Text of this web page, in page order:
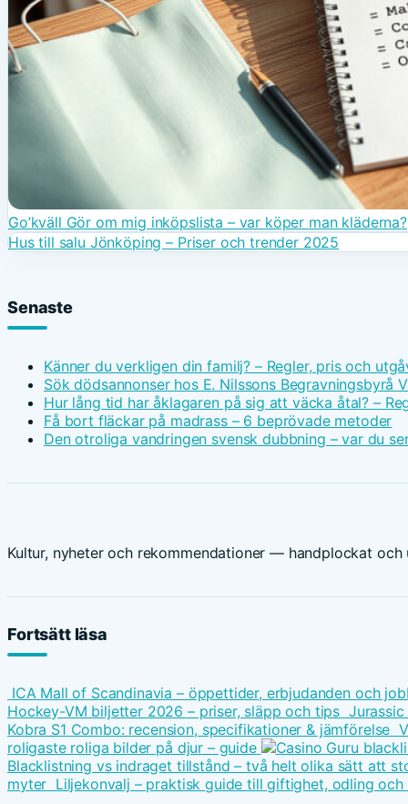
Go’kväll Gör om mig inköpslista – var köper man kläderna?
Hus till salu Jönköping – Priser och trender 2025
Senaste
Känner du verkligen din familj? – Regler, pris och
Sök dödsannonser hos E. Nilssons Begravningsbyrå
Hur lång tid har åklagaren på sig att väcka åtal? –
Få bort fläckar på madrass – 6 beprövade metoder
Den otroliga vandringen svensk dubbning – var du
Kultur, nyheter och rekommendationer — handplockat
Fortsätt läsa
ICA Mall of Scandinavia – öppettider, erbjudanden och
Hockey-VM biljetter 2026 – priser, släpp och tips
Kobra S1 Combo: recension, specifikationer & jämförelse
roligaste roliga bilder på djur – guide
Blacklistning vs indraget tillstånd – två helt olika sätt att
myter Liljekonvalj – praktisk guide till giftighet, odling